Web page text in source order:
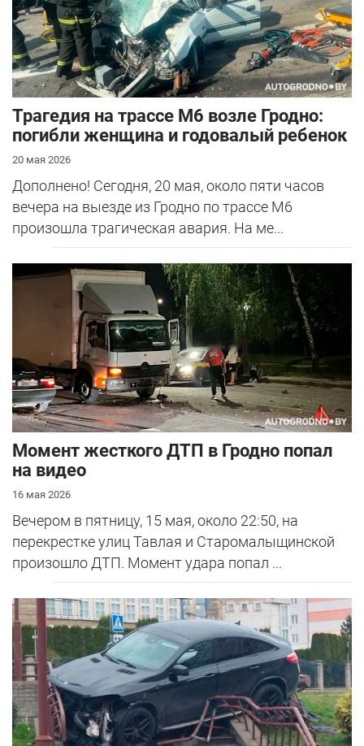
Трагедия на трассе М6 возле Гродно:
погибли женщина и годовалый ребенок
20 мая 2026
Дополнено! Сегодня, 20 мая, около пяти часов
вечера на выезде из Гродно по трассе М6
произошла трагическая авария. На ме...
Момент жесткого ДТП в Гродно попал
на видео
16 мая 2026
Вечером в пятницу, 15 мая, около 22:50, на
перекрестке улиц Тавлая и Старомалыщинской
произошло ДТП. Момент удара попал ...